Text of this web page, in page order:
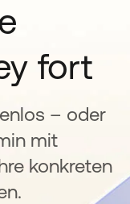
fort
– oder
mit
konkreten